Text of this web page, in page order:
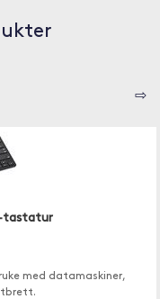
⇨
tastatur
med datamaskiner,